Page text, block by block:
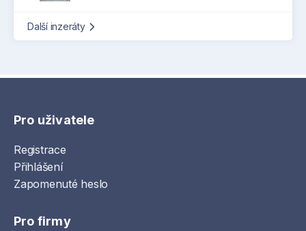
Další inzeráty
Pro uživatele
Registrace
Přihlášení
Zapomenuté heslo
Pro firmy